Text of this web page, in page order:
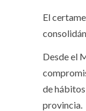
El
Desde el
de
provincia.